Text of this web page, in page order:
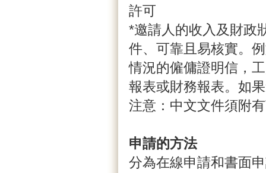
許可
*邀請人的收入及財政
件、可靠且易核實。
情況的僱傭證明信，
報表或財務報表。如
注意：中文文件須附
申請的方法
分為在線申請和書面